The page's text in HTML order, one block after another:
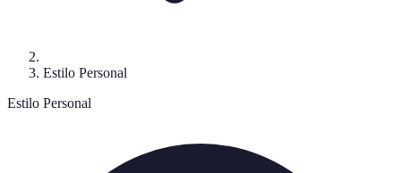
Estilo Personal
Estilo Personal